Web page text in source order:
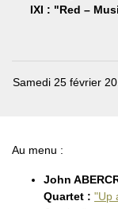
IXI : "Red –
Samedi 25 février
Au menu :
John
Quartet : "Up